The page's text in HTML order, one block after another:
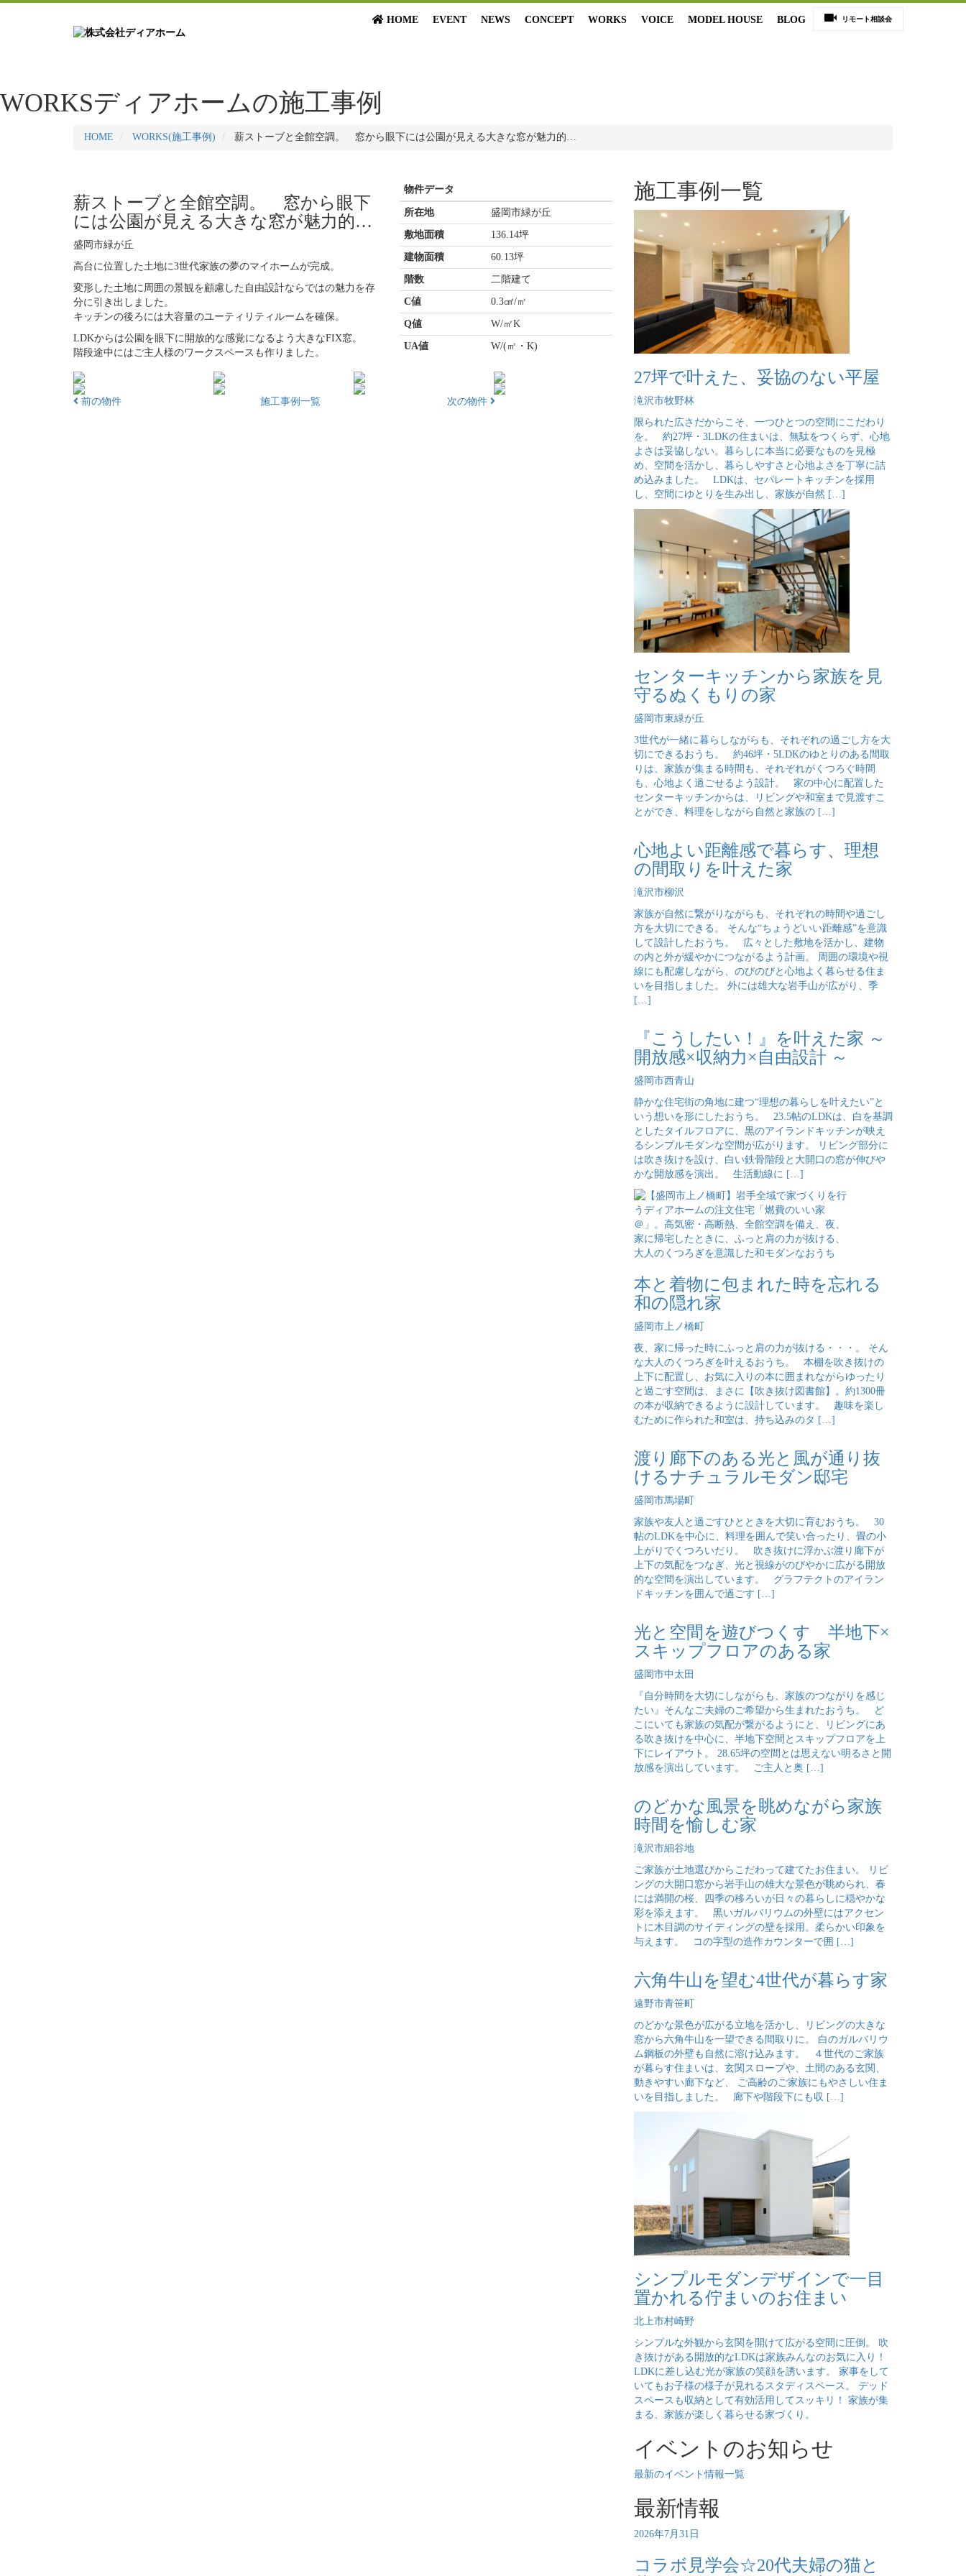
リモート相談会
HOME EVENT NEWS CONCEPT WORKS VOICE MODEL HOUSE BLOG
WORKSディアホームの施工事例
HOME WORKS(施工事例) 薪ストーブと全館空調。 窓から眼下には公園が見える大きな窓が魅力的…
薪ストーブと全館空調。 窓から眼下
には公園が見える大きな窓が魅力的…
盛岡市緑が丘
高台に位置した土地に3世代家族の夢のマイホームが完成。
変形した土地に周囲の景観を顧慮した自由設計ならではの魅力を存
分に引き出しました。
キッチンの後ろには大容量のユーティリティルームを確保。
LDKからは公園を眼下に開放的な感覚になるよう大きなFIX窓。
階段途中にはご主人様のワークスペースも作りました。
物件データ
所在地 盛岡市緑が丘
敷地面積 136.14坪
建物面積 60.13坪
階数 二階建て
C値 0.3㎠/㎡
Q値 W/㎡K
UA値 W/(㎡・K)
前の物件 施工事例一覧 次の物件
施工事例一覧
27坪で叶えた、妥協のない平屋
滝沢市牧野林
限られた広さだからこそ、一つひとつの空間にこだわり
を。 約27坪・3LDKの住まいは、無駄をつくらず、心地
よさは妥協しない。暮らしに本当に必要なものを見極
め、空間を活かし、暮らしやすさと心地よさを丁寧に詰
め込みました。 LDKは、セパレートキッチンを採用
し、空間にゆとりを生み出し、家族が自然 […]
センターキッチンから家族を見
守るぬくもりの家
盛岡市東緑が丘
3世代が一緒に暮らしながらも、それぞれの過ごし方を大
切にできるおうち。 約46坪・5LDKのゆとりのある間取
りは、家族が集まる時間も、それぞれがくつろぐ時間
も、心地よく過ごせるよう設計。 家の中心に配置した
センターキッチンからは、リビングや和室まで見渡すこ
とができ、料理をしながら自然と家族の […]
心地よい距離感で暮らす、理想
の間取りを叶えた家
滝沢市柳沢
家族が自然に繋がりながらも、それぞれの時間や過ごし
方を大切にできる。 そんな“ちょうどいい距離感”を意識
して設計したおうち。 広々とした敷地を活かし、建物
の内と外が緩やかにつながるよう計画。 周囲の環境や視
線にも配慮しながら、のびのびと心地よく暮らせる住ま
いを目指しました。 外には雄大な岩手山が広がり、季
[…]
『こうしたい！』を叶えた家 ～
開放感×収納力×自由設計 ～
盛岡市西青山
静かな住宅街の角地に建つ“理想の暮らしを叶えたい”と
いう想いを形にしたおうち。 23.5帖のLDKは、白を基調
としたタイルフロアに、黒のアイランドキッチンが映え
るシンプルモダンな空間が広がります。 リビング部分に
は吹き抜けを設け、白い鉄骨階段と大開口の窓が伸びや
かな開放感を演出。 生活動線に […]
本と着物に包まれた時を忘れる
和の隠れ家
盛岡市上ノ橋町
夜、家に帰った時にふっと肩の力が抜ける・・・。 そん
な大人のくつろぎを叶えるおうち。 本棚を吹き抜けの
上下に配置し、お気に入りの本に囲まれながらゆったり
と過ごす空間は、まさに【吹き抜け図書館】。約1300冊
の本が収納できるように設計しています。 趣味を楽し
むために作られた和室は、持ち込みのタ […]
渡り廊下のある光と風が通り抜
けるナチュラルモダン邸宅
盛岡市馬場町
家族や友人と過ごすひとときを大切に育むおうち。 30
帖のLDKを中心に、料理を囲んで笑い合ったり、畳の小
上がりでくつろいだり。 吹き抜けに浮かぶ渡り廊下が
上下の気配をつなぎ、光と視線がのびやかに広がる開放
的な空間を演出しています。 グラフテクトのアイラン
ドキッチンを囲んで過ごす […]
光と空間を遊びつくす 半地下×
スキップフロアのある家
盛岡市中太田
『自分時間を大切にしながらも、家族のつながりを感じ
たい』そんなご夫婦のご希望から生まれたおうち。 ど
こにいても家族の気配が繋がるようにと、リビングにあ
る吹き抜けを中心に、半地下空間とスキップフロアを上
下にレイアウト。 28.65坪の空間とは思えない明るさと開
放感を演出しています。 ご主人と奥 […]
のどかな風景を眺めながら家族
時間を愉しむ家
滝沢市細谷地
ご家族が土地選びからこだわって建てたお住まい。 リビ
ングの大開口窓から岩手山の雄大な景色が眺められ、春
には満開の桜、四季の移ろいが日々の暮らしに穏やかな
彩を添えます。 黒いガルバリウムの外壁にはアクセン
トに木目調のサイディングの壁を採用。柔らかい印象を
与えます。 コの字型の造作カウンターで囲 […]
六角牛山を望む4世代が暮らす家
遠野市青笹町
のどかな景色が広がる立地を活かし、リビングの大きな
窓から六角牛山を一望できる間取りに。 白のガルバリウ
ム鋼板の外壁も自然に溶け込みます。 ４世代のご家族
が暮らす住まいは、玄関スロープや、土間のある玄関、
動きやすい廊下など、 ご高齢のご家族にもやさしい住ま
いを目指しました。 廊下や階段下にも収 […]
シンプルモダンデザインで一目
置かれる佇まいのお住まい
北上市村崎野
シンプルな外観から玄関を開けて広がる空間に圧倒。 吹
き抜けがある開放的なLDKは家族みんなのお気に入り！
LDKに差し込む光が家族の笑顔を誘います。 家事をして
いてもお子様の様子が見れるスタディスペース。 デッド
スペースも収納として有効活用してスッキリ！ 家族が集
まる、家族が楽しく暮らせる家づくり。
イベントのお知らせ
最新のイベント情報一覧
最新情報
2026年7月31日
コラボ見学会☆20代夫婦の猫と